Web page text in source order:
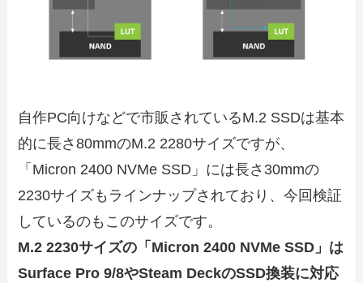
自作PC向けなどで市販されているM.2 SSDは基本
的に長さ80mmのM.2 2280サイズですが、
「Micron 2400 NVMe SSD」には長さ30mmの
2230サイズもラインナップされており、今回検証
しているのもこのサイズです。
M.2 2230サイズの「Micron 2400 NVMe SSD」は
Surface Pro 9/8やSteam DeckのSSD換装に対応